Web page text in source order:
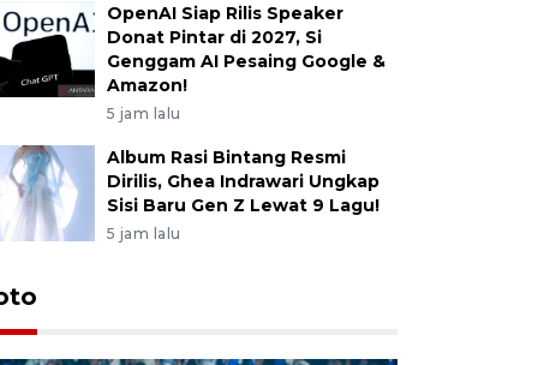
OpenAI Siap Rilis Speaker
Donat Pintar di 2027, Si
Genggam AI Pesaing Google &
Amazon!
5 jam lalu
Album Rasi Bintang Resmi
Dirilis, Ghea Indrawari Ungkap
Sisi Baru Gen Z Lewat 9 Lagu!
5 jam lalu